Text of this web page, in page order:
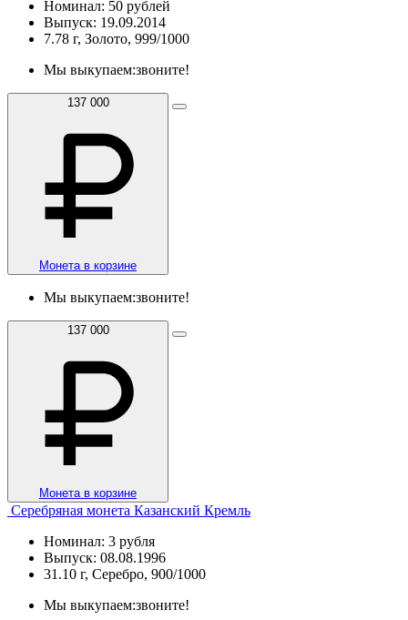
Номинал: 50 рублей
Выпуск: 19.09.2014
7.78 г, Золото, 999/1000
Мы выкупаем:звоните!
137 000
Монета в корзине
Мы выкупаем:звоните!
137 000
Монета в корзине
Серебряная монета Казанский Кремль
Номинал: 3 рубля
Выпуск: 08.08.1996
31.10 г, Серебро, 900/1000
Мы выкупаем:звоните!